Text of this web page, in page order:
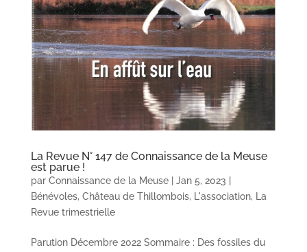
La Revue N° 147 de Connaissance de la Meuse
est parue !
par Connaissance de la Meuse| Jan 5, 2023
Bénévoles, Château de Thillombois, L'association, La
Revue trimestrielle
Parution Décembre 2022 Sommaire : Des fossiles du